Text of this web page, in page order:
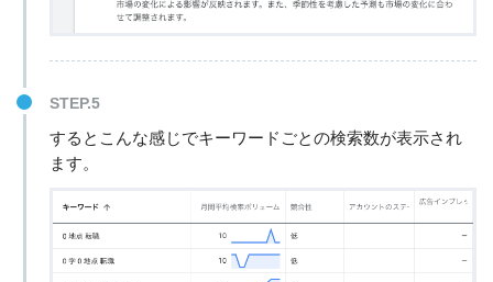
STEP.5
するとこんな感じでキーワードごとの検索数が表示され
ます。